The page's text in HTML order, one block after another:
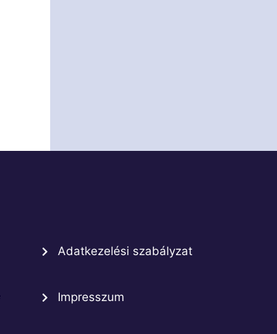
Adatkezelési szabályzat
Impresszum